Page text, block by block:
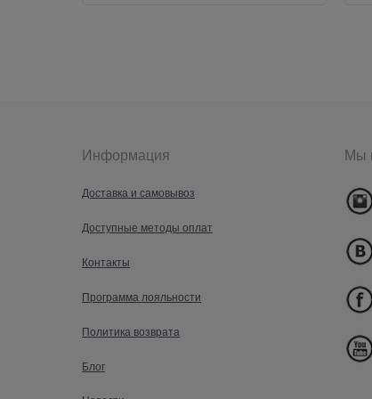
Информация
Доставка и самовывоз
Доступные методы оплат
Контакты
Программа лояльности
Политика возврата
Блог
Мы